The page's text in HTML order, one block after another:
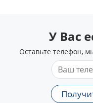
У Вас
Оставьте телефон,